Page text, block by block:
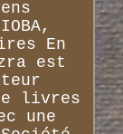
En
est
livres
une